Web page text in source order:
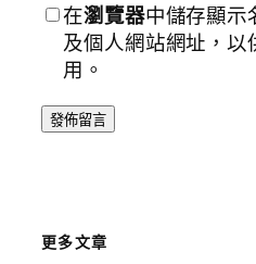
在瀏覽器中儲存顯示
及個人網站網址，以
用。
更多文章